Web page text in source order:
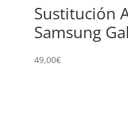
Sustitución
Samsung
49,00€